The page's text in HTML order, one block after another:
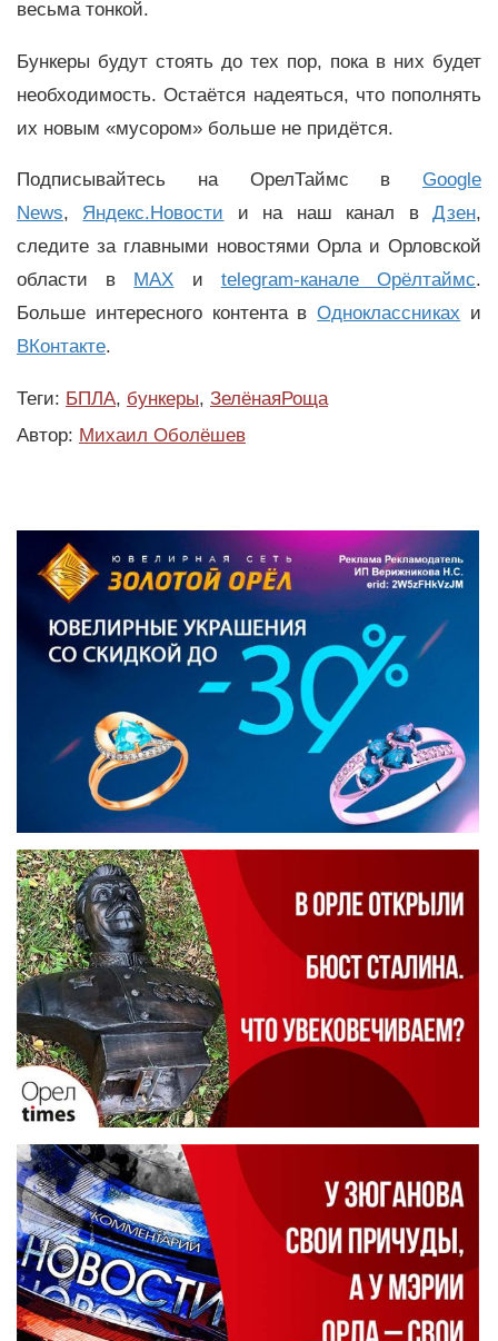
весьма тонкой.
Бункеры будут стоять до тех пор, пока в них будет
необходимость. Остаётся надеяться, что пополнять
их новым «мусором» больше не придётся.
Подписывайтесь на ОрелТаймс в Google
News, Яндекс.Новости и на наш канал вДзен,
следите за главными новостями Орла и Орловской
области в MAX и telegram-канале Орёлтаймс.
Больше интересного контента вОдноклассниках и
ВКонтакте.
Теги: БПЛА, бункеры, ЗелёнаяРоща
Автор: Михаил Оболёшев